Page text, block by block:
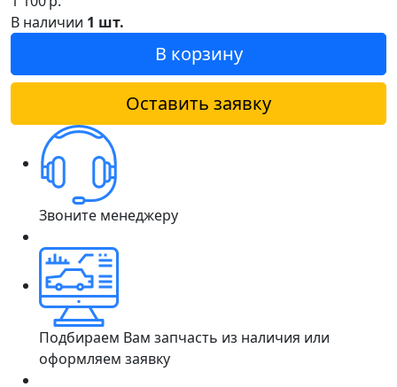
В наличии 1 шт.
В корзину
Оставить заявку
Звоните менеджеру
Подбираем Вам запчасть из наличия или
оформляем заявку